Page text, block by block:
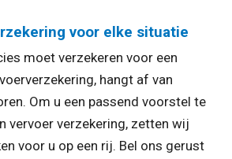
voor elke situatie
moet verzekeren voor een
hangt af van
Om u een passend voorstel te
vervoer verzekering, zetten wij
voor u op een rij. Bel ons gerust